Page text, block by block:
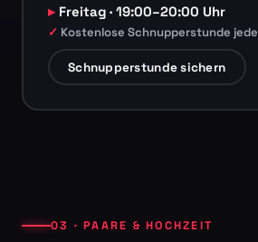
Freitag · 19:00–20:00 Uhr
Kostenlose Schnupperstunde
Schnupperstunde sichern
03 · PAARE & HOCHZEIT